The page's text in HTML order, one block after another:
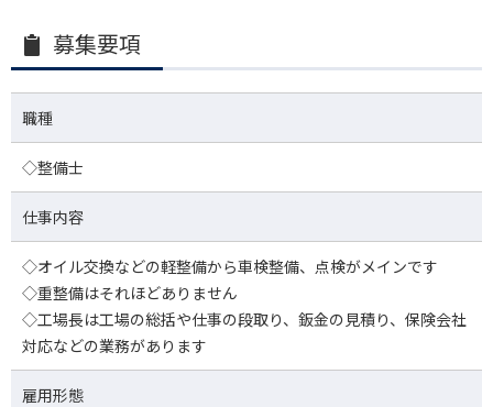
募集要項
職種
◇整備士
仕事内容
◇オイル交換などの軽整備から車検整備、点検がメインです
◇重整備はそれほどありません
◇工場長は工場の総括や仕事の段取り、鈑金の見積り、保険会社
対応などの業務があります
雇用形態